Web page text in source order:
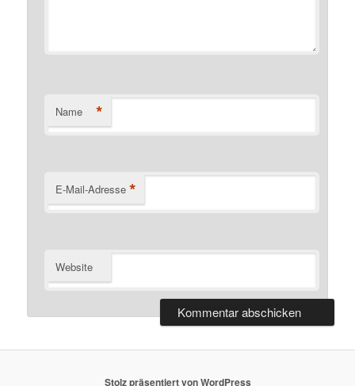
Name *
E-Mail-Adresse *
Website
Stolz präsentiert von WordPress